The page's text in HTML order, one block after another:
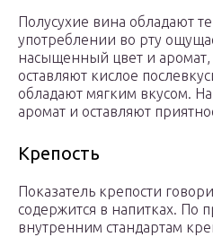
Полусухие вина обладают
употреблении во рту
насыщенный цвет и аромат,
оставляют кислое
обладают мягким вкусом.
аромат и оставляют
Крепость
Показатель крепости
содержится в напитках. По
внутренним стандартам